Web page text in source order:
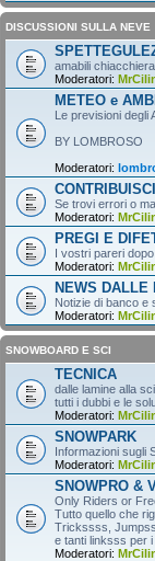
DISCUSSIONI SULLA NEVE
amabili
Moderatori:
METEO e
Le previsioni degli
BY LOMBROSO
Moderatori:
Se trovi errori o
Moderatori:
PREGI E
I vostri pareri
Moderatori:
NEWS DALLE
Notizie di banco e
Moderatori:
SNOWBOARD E SCI
TECNICA
dalle lamine alla
tutti i dubbi e le
Moderatori:
SNOWPARK
Informazioni sugli
Moderatori:
SNOWPRO &
Only Riders or
Tutto quello che
Trickssss,
e tanti linksss per i
Moderatori: